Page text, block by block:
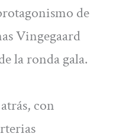
de
Vingegaard
la ronda gala.
con